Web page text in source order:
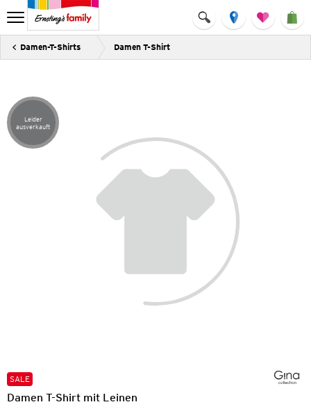
Damen-T-Shirts Damen T-Shirt
Artikel leider ausverkauft
Leider
ausverkauft
SALE
Damen T-Shirt mit Leinen